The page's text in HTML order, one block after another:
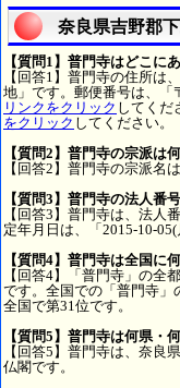
奈良県吉野郡
【質問1】普門寺はどこに
【回答1】普門寺の住所は
地」です。郵便番号は、「
リンクをクリック してくだ
をクリック してください。
【質問2】普門寺の宗派は
【回答2】普門寺の宗派名
【質問3】普門寺の法人番
【回答3】普門寺は、法人
定年月日は、「2015-10-05(
【質問4】普門寺は全国に
【回答4】「普門寺」の全
です。全国での「普門寺」
全国で第31位です。
【質問5】普門寺は何県・
【回答5】普門寺は、奈良
仏閣です。